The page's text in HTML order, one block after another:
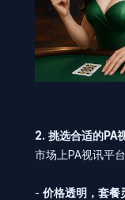
2. 挑选合适的PA
市场上PA视讯平
- 价格透明，套餐